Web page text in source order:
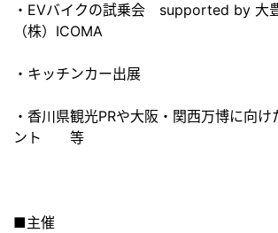
・EVバイクの試乗会 supported by 大豊
（株）ICOMA
・キッチンカー出展
・香川県観光PRや大阪・関西万博に向
ント 等
■主催